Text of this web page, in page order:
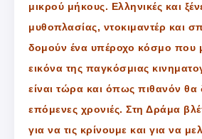
μικρού μήκους. Ελληνικές και
μυθοπλασίας, ντοκιμαντέρ και
δομούν ένα υπέροχο κόσμο που
εικόνα της παγκόσμιας
είναι τώρα και όπως πιθανόν θα
επόμενες χρονιές. Στη Δράμα
για να τις κρίνουμε και για να